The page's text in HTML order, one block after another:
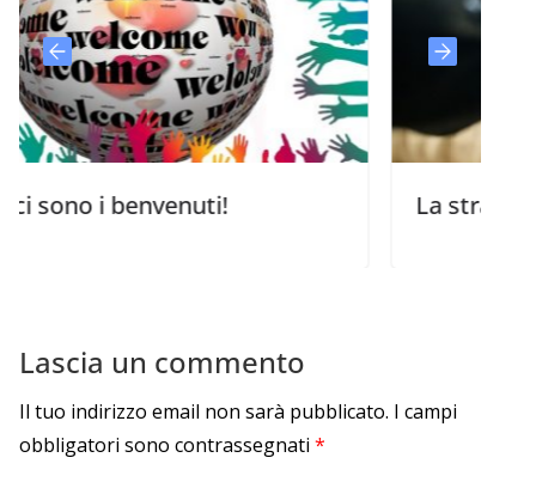
La strategia di
Lascia un commento
Il tuo indirizzo email non sarà pubblicato. I campi
obbligatori sono contrassegnati *